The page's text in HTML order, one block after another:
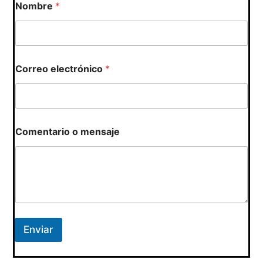
e
n
a
e
o
*
Nombre *
Correo electrónico *
Comentario o mensaje
Enviar